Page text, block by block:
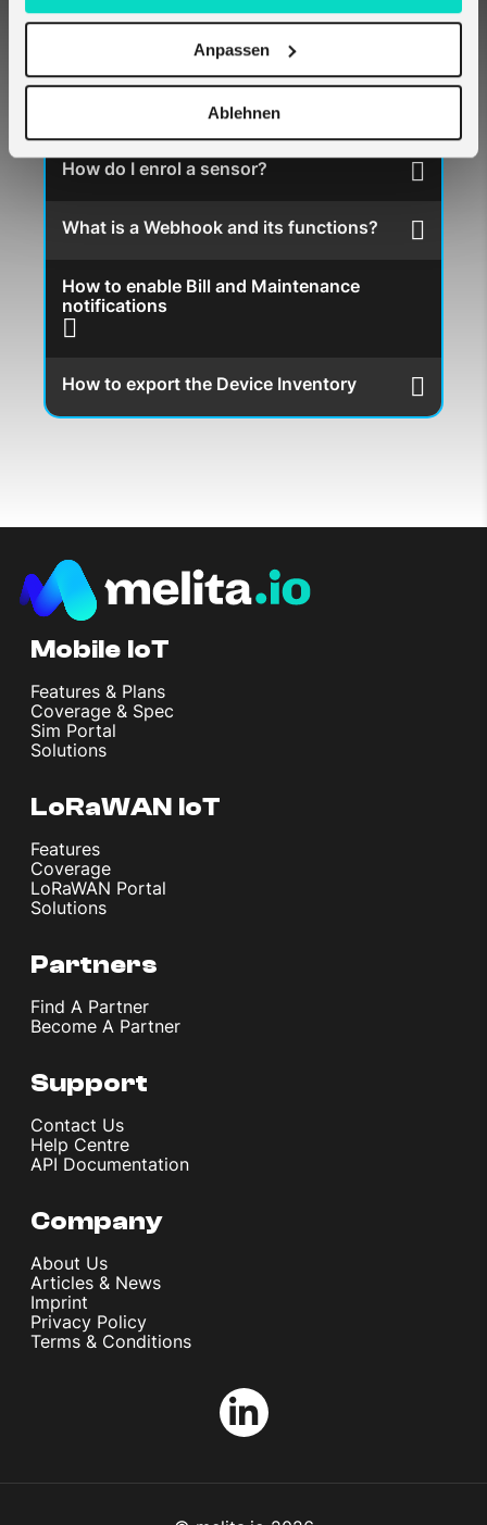
Anpassen
Ablehnen
What are the general settings for a device
profile?
How do I enrol a new sensor?
How do I enrol a sensor?
What is a Webhook and its functions?
How to enable Bill and Maintenance
notifications
How to export the Device Inventory
Mobile IoT
Features & Plans
Coverage & Spec
Sim Portal
Solutions
LoRaWAN IoT
Features
Coverage
LoRaWAN Portal
Solutions
Partners
Find A Partner
Become A Partner
Support
Contact Us
Help Centre
API Documentation
Company
About Us
Articles & News
Imprint
Privacy Policy
Terms & Conditions